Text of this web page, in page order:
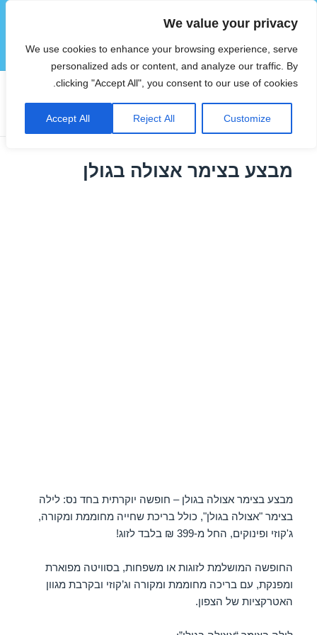
We value your privacy
We use cookies to enhance your browsing experience, serve
personalized ads or content, and analyze our traffic. By
clicking "Accept All", you consent to our use of cookies.
Customize
Reject All
Accept All
הוטצימר
תפריטים
ווידג'טים
תגית:צימרים במבצע ברמת הגולן
מבצע בצימר אצולה בגולן
מבצע בצימר אצולה בגולן – חופשה יוקרתית בחד נס: לילה
בצימר "אצולה בגולן", כולל בריכת שחייה מחוממת ומקורה,
ג'קוזי ופינוקים, החל מ-399 ₪ בלבד לזוג!
החופשה המושלמת לזוגות או משפחות, בסוויטה מפוארת
ומפנקת, עם בריכה מחוממת ומקורה וג’קוזי ובקרבת מגוון
האטרקציות של הצפון.